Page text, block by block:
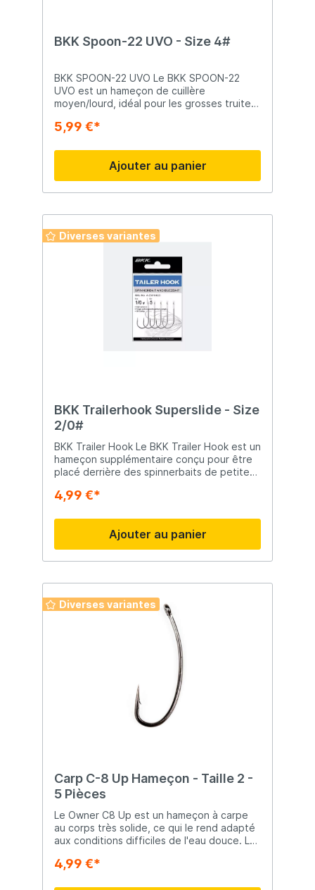
BKK Spoon-22 UVO - Size 4#
BKK SPOON-22 UVO Le BKK SPOON-22
UVO est un hameçon de cuillère
moyen/lourd, idéal pour les grosses truites
L'hameçon dispose d'un œil extra-large
tournée vers l'intérieur pour améliorer
l'accrochage, et d'une peinture UV BKK
pour stimuler les poissons et déclencher
davantage de touches.
5,99 €*
Ajouter au panier
Diverses variantes
BKK Trailerhook Superslide - Size
2/0#
BKK Trailer Hook Le BKK Trailer Hook est un
hameçon supplémentaire conçu pour être
placé derrière des spinnerbaits de petite
silicone garantit que l'hameçon reste bien
hameçon, et il est également livré avec des
perles en silicone pour le fixer encore plus
fermement. Comme vous pouvez l'attendre
de BKK, le BKK Trailer Hook est équipé
Hameçon trailer pour spinnerbaits de
petite à moyenne taille Reste bien en
place grâce au revêtement en silicone
Perles en silicone incluses Hameçons
4,99 €*
Ajouter au panier
Diverses variantes
Carp C-8 Up Hameçon - Taille 2 -
5 Pièces
Le Owner C8 Up est un hameçon à carpe
au corps très solide, ce qui le rend adapté
aux conditions difficiles de l'eau douce. Le
rapide et profonde.
4,99 €*